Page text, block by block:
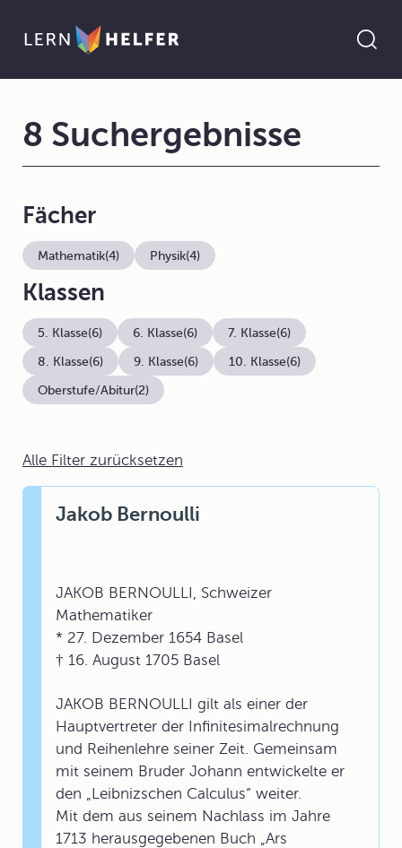
Alle Filter zurücksetzen
Jakob Bernoulli
JAKOB BERNOULLI, Schweizer
Mathematiker
* 27. Dezember 1654 Basel
† 16. August 1705 Basel
JAKOB BERNOULLI gilt als einer der
Hauptvertreter der Infinitesimalrechnung
und Reihenlehre seiner Zeit. Gemeinsam
mit seinem Bruder Johann entwickelte er
den „Leibnizschen Calculus“ weiter.
Mit dem aus seinem Nachlass im Jahre
1713 herausgegebenen Buch „Ars
8 Suchergebnisse
Fächer
Mathematik(4) Physik(4)
Klassen
5. Klasse(6) 6. Klasse(6) 7. Klasse(6)
8. Klasse(6) 9. Klasse(6) 10. Klasse(6)
Oberstufe/Abitur(2)